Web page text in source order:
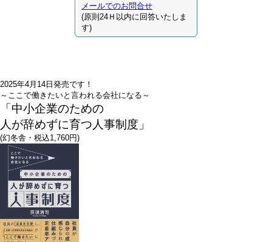
メールでのお問合せ
(原則24Ｈ以内に回答いたしま
す)
2025年4月14日発売です！
～ここで働きたいと言われる会社になる～
「中小企業のための
人が辞めずに育つ人事制度」
(幻冬舎・税込1,760円)